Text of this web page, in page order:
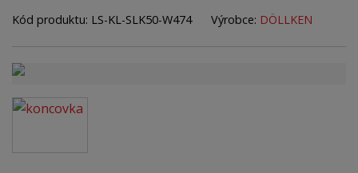
n
Kód produktu: LS-KL-SLK50-W474 Výrobce: DÖLLKEN